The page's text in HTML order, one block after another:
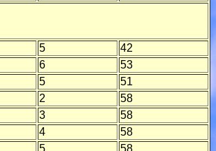
5
42
6
53
5
51
2
58
3
58
4
58
5 58